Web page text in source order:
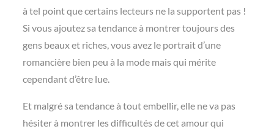
à tel point que certains lecteurs ne la supportent pas !
Si vous ajoutez sa tendance à montrer toujours des
gens beaux et riches, vous avez le portrait d’une
romancière bien peu à la mode mais qui mérite
cependant d’être lue.
Et malgré sa tendance à tout embellir, elle ne va pas
hésiter à montrer les difficultés de cet amour qui